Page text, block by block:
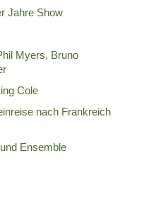
Jahre Show
Myers, Bruno
Cole
nach Frankreich
Ensemble